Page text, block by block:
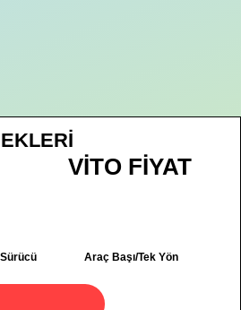
VİTO FİYAT
Araç Başı/Tek Yön